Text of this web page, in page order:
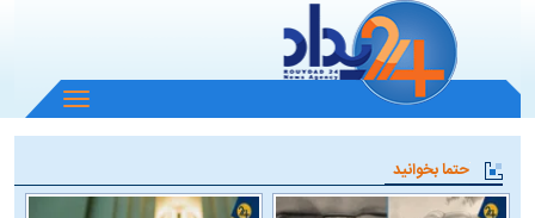
باز
و
منو
حتما بخوانید